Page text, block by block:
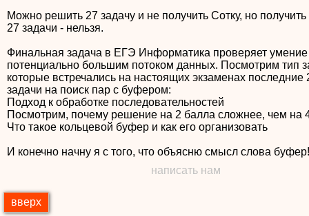
Можно решить 27 задачу и не получить Сотку, но получить
27 задачи - нельзя.
Финальная задача в ЕГЭ Информатика проверяет умение
потенциально большим потоком данных. Посмотрим тип
которые встречались на настоящих экзаменах последние
задачи на поиск пар с буфером:
Подход к обработке последовательностей
Посмотрим, почему решение на 2 балла сложнее, чем на
Что такое кольцевой буфер и как его организовать
И конечно начну я с того, что объясню смысл слова
написать нам
вверх